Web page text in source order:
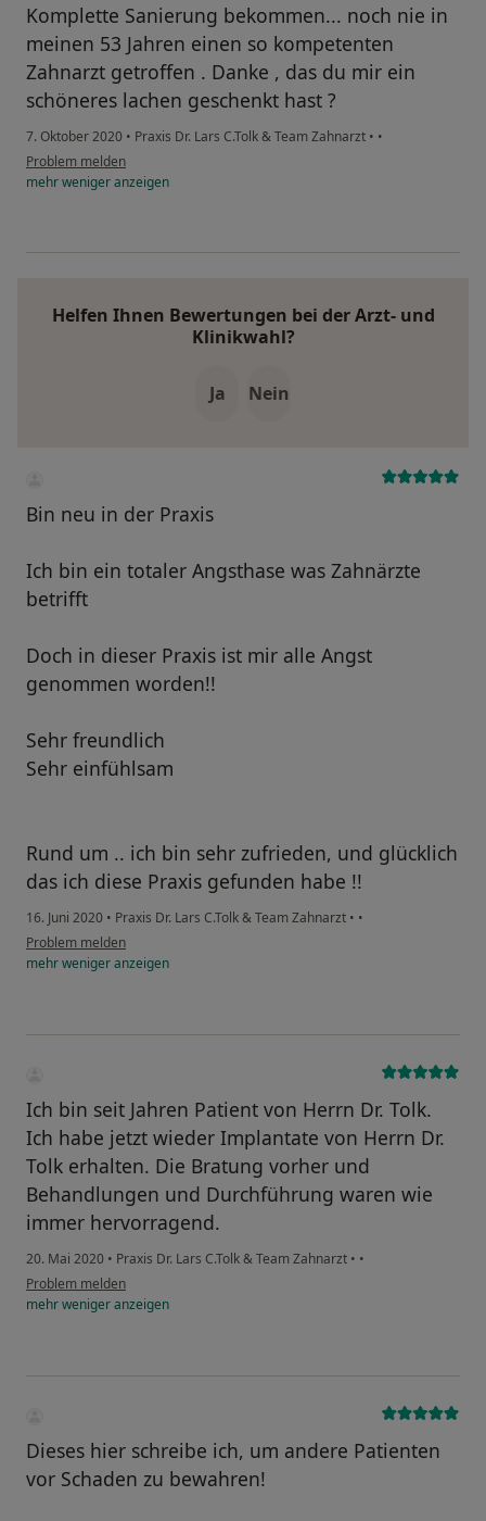
Komplette Sanierung bekommen... noch nie in
meinen 53 Jahren einen so kompetenten
Zahnarzt getroffen . Danke , das du mir ein
schöneres lachen geschenkt hast ?
7. Oktober 2020 • Praxis Dr. Lars C.Tolk & Team Zahnarzt • •
Problem melden
mehrwenigeranzeigen
Helfen Ihnen Bewertungen bei der Arzt- und
Klinikwahl?
Ja Nein
Bin neu in der Praxis
Ich bin ein totaler Angsthase was Zahnärzte
betrifft
Doch in dieser Praxis ist mir alle Angst
genommen worden!!
Sehr freundlich
Sehr einfühlsam
Rund um .. ich bin sehr zufrieden, und glücklich
das ich diese Praxis gefunden habe !!
16. Juni 2020 • Praxis Dr. Lars C.Tolk & Team Zahnarzt • •
Problem melden
mehrwenigeranzeigen
Ich bin seit Jahren Patient von Herrn Dr. Tolk.
Ich habe jetzt wieder Implantate von Herrn Dr.
Tolk erhalten. Die Bratung vorher und
Behandlungen und Durchführung waren wie
immer hervorragend.
20. Mai 2020 • Praxis Dr. Lars C.Tolk & Team Zahnarzt • •
Problem melden
mehrwenigeranzeigen
Dieses hier schreibe ich, um andere Patienten
vor Schaden zu bewahren!